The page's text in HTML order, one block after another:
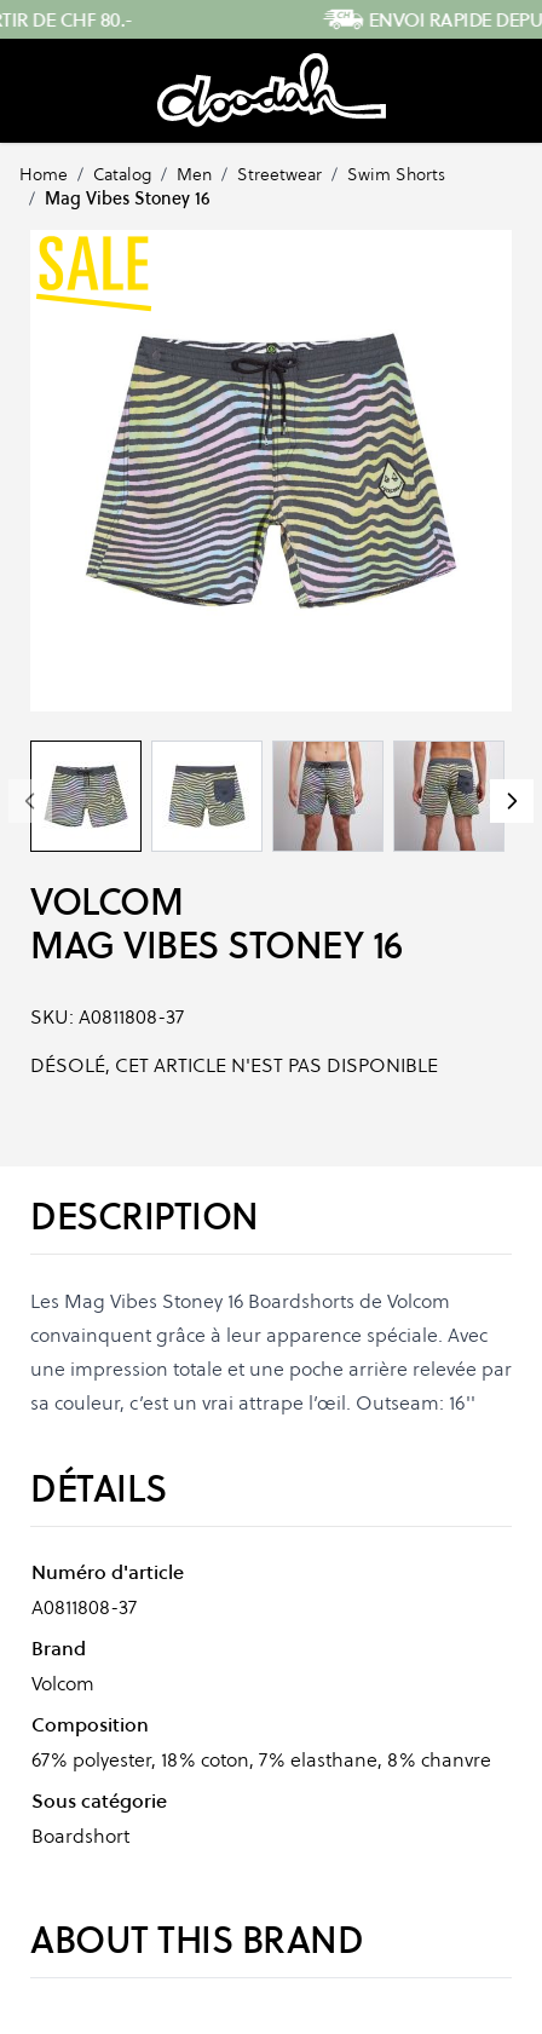
Skip to Content ENVOI RAPIDE DEPUIS LA SUISSE
Home / Catalog / Men / Streetwear / Swim Shorts
/ Mag Vibes Stoney 16
VOLCOM
MAG VIBES STONEY 16
SKU: A0811808-37
DÉSOLÉ, CET ARTICLE N'EST PAS DISPONIBLE
DESCRIPTION
Les Mag Vibes Stoney 16 Boardshorts de Volcom
convainquent grâce à leur apparence spéciale. Avec
une impression totale et une poche arrière relevée par
sa couleur, c’est un vrai attrape l’œil. Outseam: 16''
DÉTAILS
Numéro d'article
A0811808-37
Brand
Volcom
Composition
67% polyester, 18% coton, 7% elasthane, 8% chanvre
Sous catégorie
Boardshort
ABOUT THIS BRAND